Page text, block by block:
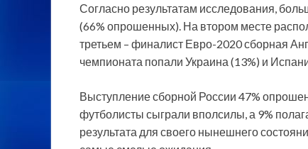
Согласно результатам исследования,
(66% опрошенных). На втором месте
третьем – финалист Евро-2020 сборная
чемпионата попали Украина (13%) и
Выступление сборной России 47%
футболисты сыграли вполсилы, а 9%
результата для своего нынешнего